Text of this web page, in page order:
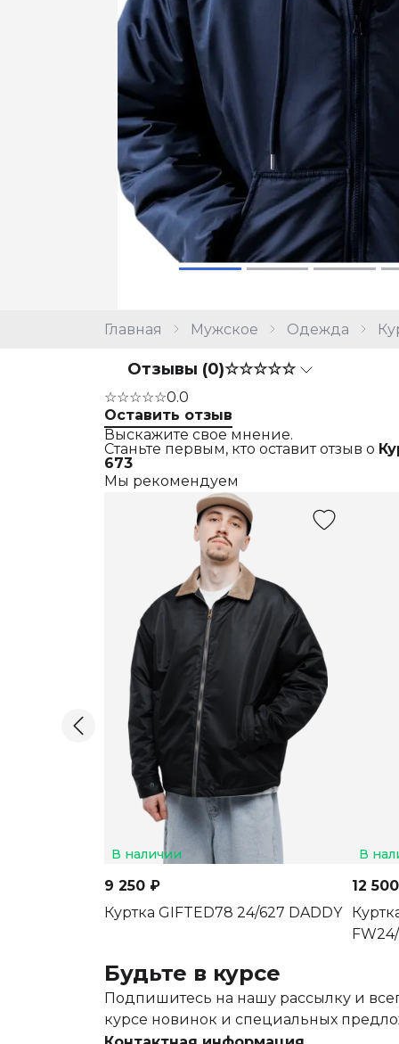
Главная Мужское Одежда
Отзывы (0)☆☆☆☆☆
☆☆☆☆☆0.0
Оставить отзыв
Выскажите свое мнение.
Станьте первым, кто оставит отзыв о
673
Мы рекомендуем
В наличии
9 250 ₽
Куртка GIFTED78 24/627 DADDY
В
12
Будьте в курсе
Подпишитесь на нашу рассылку и
курсе новинок и специальных